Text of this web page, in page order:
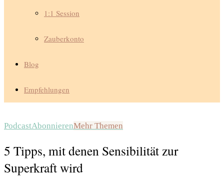
1:1 Session
Zauberkonto
Blog
Empfehlungen
PodcastAbonnierenMehr Themen
5 Tipps, mit denen Sensibilität zur
Superkraft wird